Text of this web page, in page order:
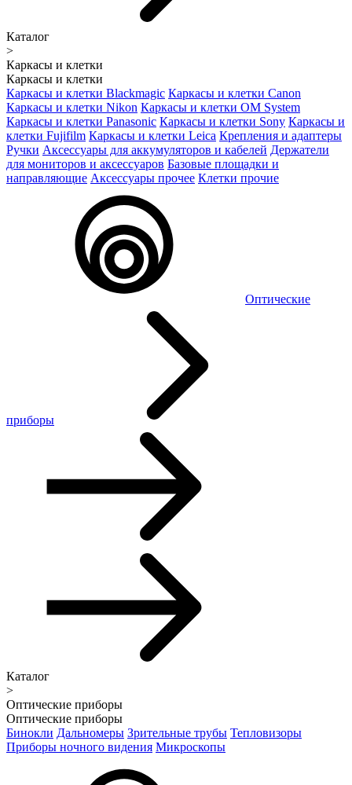
Каталог
>
Каркасы и клетки
Каркасы и клетки
Каркасы и клетки Blackmagic Каркасы и клетки Canon
Каркасы и клетки Nikon Каркасы и клетки OM System
Каркасы и клетки Panasonic Каркасы и клетки Sony Каркасы и
клетки Fujifilm Каркасы и клетки Leica Крепления и адаптеры
Ручки Аксессуары для аккумуляторов и кабелей Держатели
для мониторов и аксессуаров Базовые площадки и
направляющие Аксессуары прочее Клетки прочие
Оптические
приборы
Каталог
>
Оптические приборы
Оптические приборы
Бинокли Дальномеры Зрительные трубы Тепловизоры
Приборы ночного видения Микроскопы